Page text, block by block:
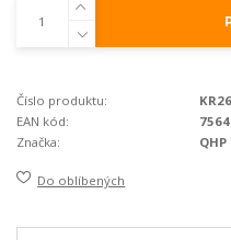
Číslo produktu:
EAN kód:
Značka:
QHP
Do oblíbených